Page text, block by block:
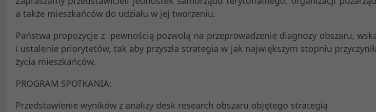
a także mieszkańców do udziału w jej tworzeniu.
Państwa propozycje z pewnością pozwolą na przeprowadzenie diagnozy obszaru,
i ustalenie priorytetów, tak aby przyszła strategia w jak największym stopniu
życia mieszkańców.
PROGRAM SPOTKANIA:
Przedstawienie wyników z analizy desk research obszaru objętego strategią